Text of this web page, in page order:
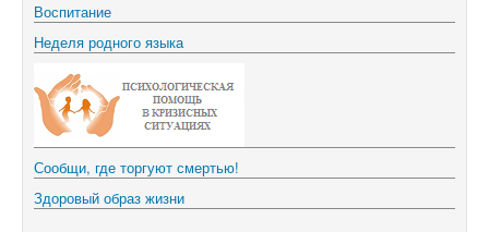
Воспитание
Неделя родного языка
Сообщи, где торгуют смертью!
Здоровый образ жизни